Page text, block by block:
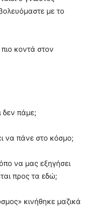
με το
κοντά στον
δεν πάμε;
να πάνε στο κόσμο;
να μας εξηγήσει
προς τα εδώ;
κινήθηκε μαζικά